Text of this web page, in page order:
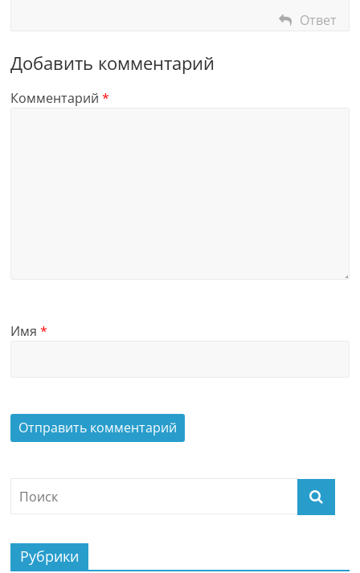
Ответ
Добавить комментарий
Комментарий*
Имя*
Рубрики